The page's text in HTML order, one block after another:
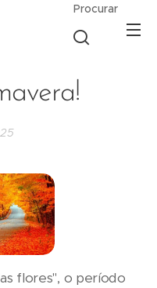
Procurar
flores", o período